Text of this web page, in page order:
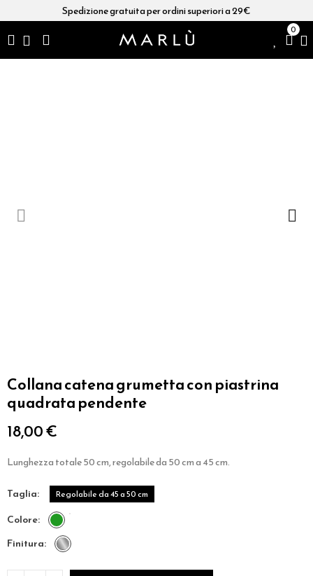
Spedizione gratuita per ordini superiori a 29€
0
Collana catena grumetta con piastrina
quadrata pendente
18,00 €
Lunghezza totale 50 cm, regolabile da 50 cm a 45 cm.
taglia Regolabile da 45 a 50 cm
colore
finitura